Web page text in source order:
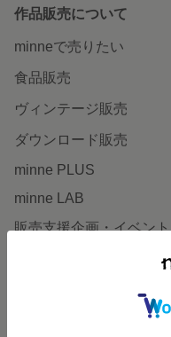
作品販売について
minneで売りたい
食品販売
ヴィンテージ販売
ダウンロード販売
minne PLUS
minne LAB
販売支援企画・イベント
minneとものづくりと